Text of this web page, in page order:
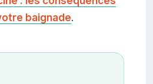
baignade.